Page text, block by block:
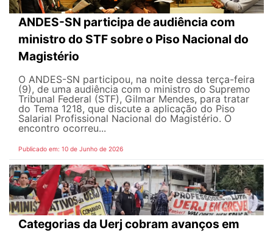
ANDES-SN participa de audiência com
ministro do STF sobre o Piso Nacional do
Magistério
O ANDES-SN participou, na noite dessa terça-feira
(9), de uma audiência com o ministro do Supremo
Tribunal Federal (STF), Gilmar Mendes, para tratar
do Tema 1218, que discute a aplicação do Piso
Salarial Profissional Nacional do Magistério. O
encontro ocorreu...
Publicado em: 10 de Junho de 2026
Categorias da Uerj cobram avanços em